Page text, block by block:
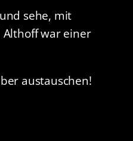
sehe, mit
Althoff war einer
austauschen!